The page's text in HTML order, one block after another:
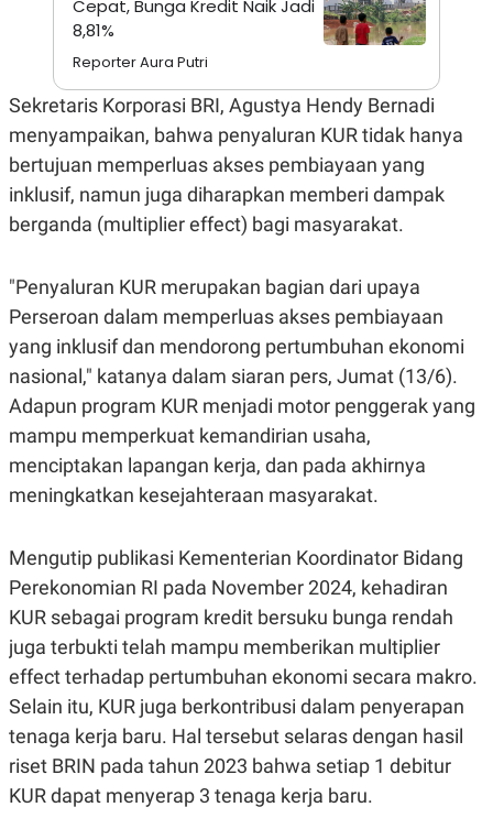
A
K
O
N
T
N
L
P
S
S
JARINGAN
K
N
A
N
C
E
M
Y
P
E
S
R
L
S
E
.
D
L
A
N
G
G
A
A
N
C
K
I
N
E
J
E
M
I
Cepat, Bunga Kredit Naik Jadi
8,81%
Reporter Aura Putri
Sekretaris Korporasi BRI, Agustya Hendy Bernadi
menyampaikan, bahwa penyaluran KUR tidak hanya
bertujuan memperluas akses pembiayaan yang
inklusif, namun juga diharapkan memberi dampak
berganda (multiplier effect) bagi masyarakat.
"Penyaluran KUR merupakan bagian dari upaya
Perseroan dalam memperluas akses pembiayaan
yang inklusif dan mendorong pertumbuhan ekonomi
nasional," katanya dalam siaran pers, Jumat (13/6).
Adapun program KUR menjadi motor penggerak yang
mampu memperkuat kemandirian usaha,
menciptakan lapangan kerja, dan pada akhirnya
meningkatkan kesejahteraan masyarakat.
Mengutip publikasi Kementerian Koordinator Bidang
Perekonomian RI pada November 2024, kehadiran
KUR sebagai program kredit bersuku bunga rendah
juga terbukti telah mampu memberikan multiplier
effect terhadap pertumbuhan ekonomi secara makro.
Selain itu, KUR juga berkontribusi dalam penyerapan
tenaga kerja baru. Hal tersebut selaras dengan hasil
riset BRIN pada tahun 2023 bahwa setiap 1 debitur
KUR dapat menyerap 3 tenaga kerja baru.